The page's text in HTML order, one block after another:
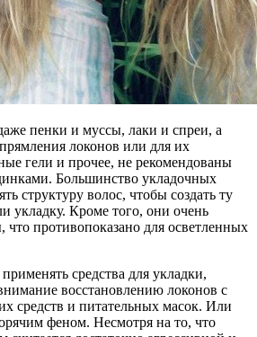
пенки и муссы, лаки и спреи, а
локонов или для их
гели и прочее, не рекомендованы
Большинство укладочных
структуру волос, чтобы создать ту
укладку. Кроме того, они очень
противопоказано для осветленных
средства для укладки,
восстановлению локонов с
средств и питательных масок. Или
феном. Несмотря на то, что